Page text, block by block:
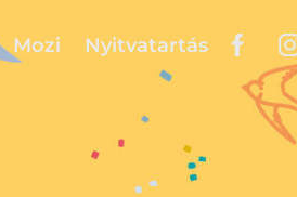
Mozi Nyitvatartás